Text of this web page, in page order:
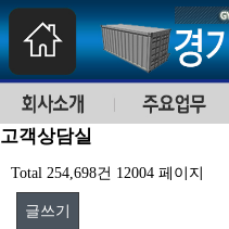
고객상담실
Total 254,698건 12004 페이지
글쓰기